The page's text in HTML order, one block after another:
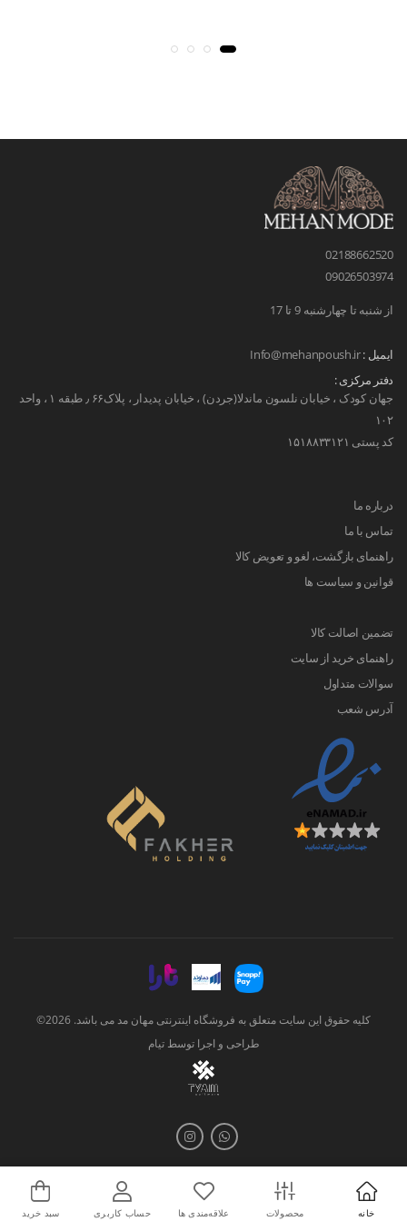
02188662520
09026503974
از شنبه تا چهارشنبه 9 تا 17
ایمیل :Info@mehanpoush.ir
دفتر مرکزی :
جهان کودک ، خیابان نلسون ماندلا(جردن) ، خیابان پدیدار ، پلاک۶۶ ٫ طبقه ۱ ، واحد
۱۰۲
کد پستی ۱۵۱۸۸۳۳۱۲۱
درباره ما
تماس با ما
راهنمای بازگشت، لغو و تعویض کالا
قوانین و سیاست ها
تضمین اصالت کالا
راهنمای خرید از سایت
سوالات متداول
آدرس شعب
کلیه حقوق این سایت متعلق به فروشگاه اینترنتی مهان مد می باشد. 2026©
طراحی و اجرا توسطتیام
خانه محصولات علاقه‌مندی ها حساب کاربری سبد خرید